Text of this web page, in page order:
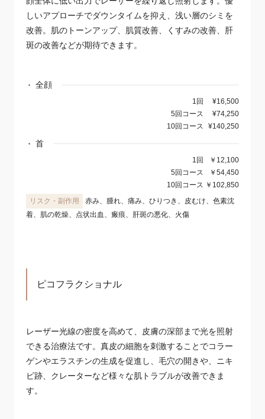
しいアプローチでダウンタイムを抑え、浅い層のシミを
改善。肌のトーンアップ、肌質改善、くすみの改善、肝
斑の改善などが期待できます。
全顔
1回
¥16,500
5回コース
¥74,250
10回コース
¥140,250
首
1回
￥12,100
5回コース
￥54,450
10回コース ￥102,850
赤み、腫れ、痛み、ひりつき、皮むけ、色素沈
着、肌の乾燥、点状出血、瘢痕、肝斑の悪化、火傷
ピコフラクショナル
レーザー光線の密度を高めて、皮膚の深部まで光を照射
できる治療法です。真皮の細胞を刺激することでコラー
ゲンやエラスチンの生成を促進し、毛穴の開きや、ニキ
ビ跡、クレーターなど様々な肌トラブルが改善できま
す。